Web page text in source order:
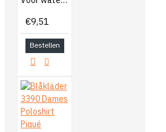
€9,51
Bestellen